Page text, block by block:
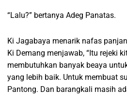
“Lalu?” bertanya Adeg Panatas.
Ki Jagabaya menarik nafas
Ki Demang menjawab, “Itu rejeki
membutuhkan banyak beaya
yang lebih baik. Untuk membuat
Pantong. Dan barangkali masih